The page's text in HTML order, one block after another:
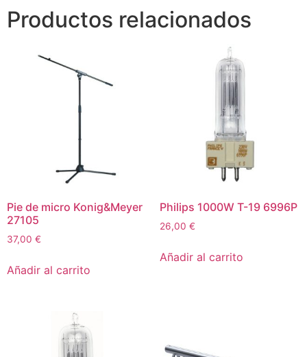
Productos relacionados
Pie de micro Konig&Meyer
27105
37,00 €
Añadir al carrito
Philips 1000W T-19 6996P
26,00 €
Añadir al carrito